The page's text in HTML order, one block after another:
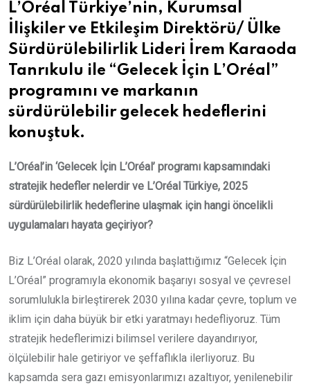
L’Oréal Türkiye’nin, Kurumsal
İlişkiler ve Etkileşim Direktörü/ Ülke
Sürdürülebilirlik Lideri İrem Karaoda
Tanrıkulu ile “Gelecek İçin L’Oréal”
programını ve markanın
sürdürülebilir gelecek hedeflerini
konuştuk.
L’Oréal’in ‘Gelecek İçin L’Oréal’ programı kapsamındaki
stratejik hedefler nelerdir ve L’Oréal Türkiye, 2025
sürdürülebilirlik hedeflerine ulaşmak için hangi öncelikli
uygulamaları hayata geçiriyor?
Biz L’Oréal olarak, 2020 yılında başlattığımız “Gelecek İçin
L’Oréal” programıyla ekonomik başarıyı sosyal ve çevresel
sorumlulukla birleştirerek 2030 yılına kadar çevre, toplum ve
iklim için daha büyük bir etki yaratmayı hedefliyoruz. Tüm
stratejik hedeflerimizi bilimsel verilere dayandırıyor,
ölçülebilir hale getiriyor ve şeffaflıkla ilerliyoruz. Bu
kapsamda sera gazı emisyonlarımızı azaltıyor, yenilenebilir